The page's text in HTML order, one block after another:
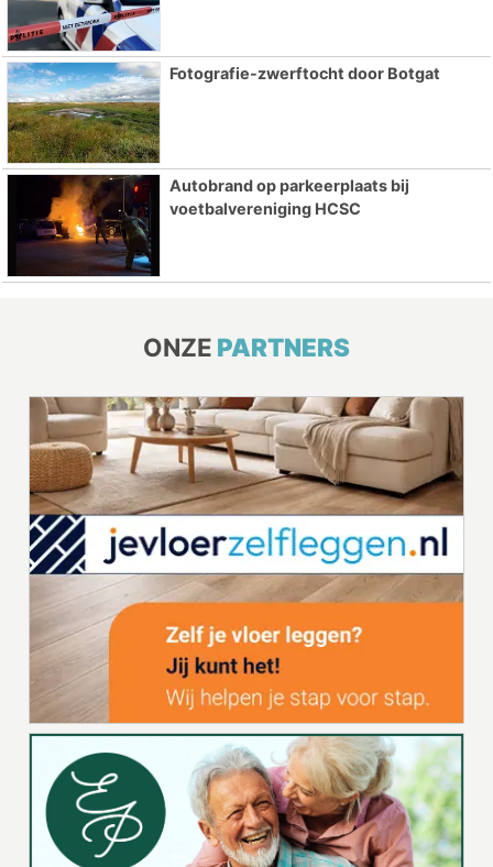
Fotografie-zwerftocht door Botgat
Autobrand op parkeerplaats bij
voetbalvereniging HCSC
ONZE PARTNERS